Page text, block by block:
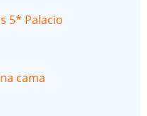
5* Palacio
cama